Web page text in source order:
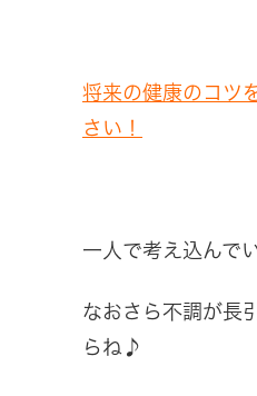
将来の健康のコツ
さい！
一人で考え込んで
なおさら不調が長
らね♪